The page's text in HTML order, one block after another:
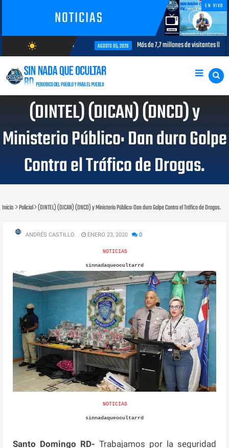
NOTICIAS
EN VIVO
wb_sunny
AGOSTO/7/2026
para la aviación civil AGOSTO 05, 2026 Más de 7,7 millones de visitantes
(DINTEL) (DICAN) (DNCD) y
Ministerio Público: Dan duro Golpe
Contra el Tráfico de Drogas.
Inicio Policial (DINTEL) (DICAN) (DNCD) y Ministerio Público: Dan duro Golpe Contra el Tráfico de Drogas.
ANDRÉS CASTILLO ENERO 23, 2020 0
NOTICIAS
sinnadaqueocultarrd
NOTICIAS
sinnadaqueocultarrd
Santo Domingo RD- Trabajamos por la seguridad